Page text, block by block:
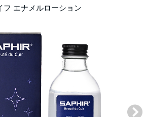
フ エナメルローション